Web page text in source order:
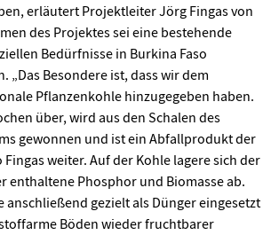
erläutert Projektleiter Jörg Fingas von
des Projektes sei eine bestehende
Bedürfnisse in Burkina Faso
„Das Besondere ist, dass wir dem
Pflanzenkohle hinzugegeben haben.
über, wird aus den Schalen des
gewonnen und ist ein Abfallprodukt der
weiter. Auf der Kohle lagere sich der
enthaltene Phosphor und Biomasse ab.
anschließend gezielt als Dünger eingesetzt
Böden wieder fruchtbarer